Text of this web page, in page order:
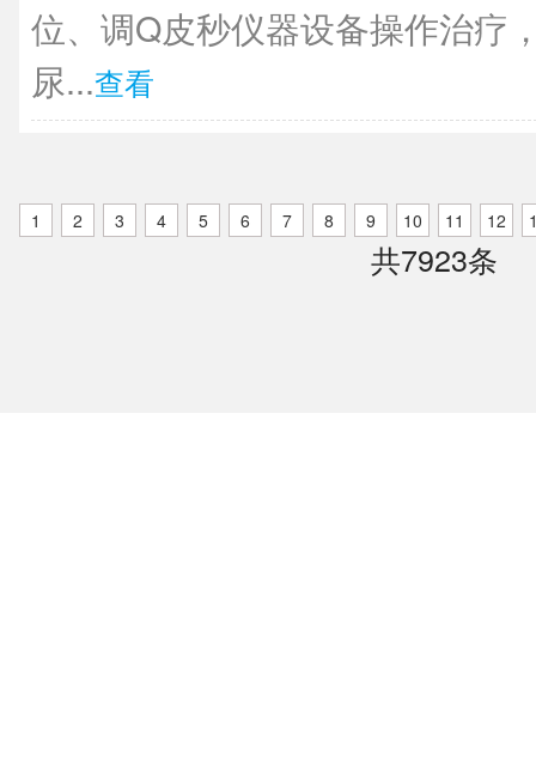
位、调Q皮秒仪器设备操作治疗
尿...查看
1 2 3 4 5 6 7 8 9 10 11 12
共7923条